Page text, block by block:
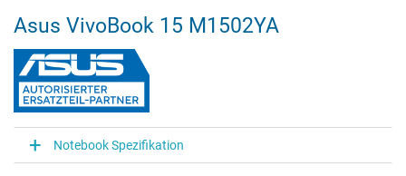
Asus VivoBook 15 M1502YA
Notebook Spezifikation